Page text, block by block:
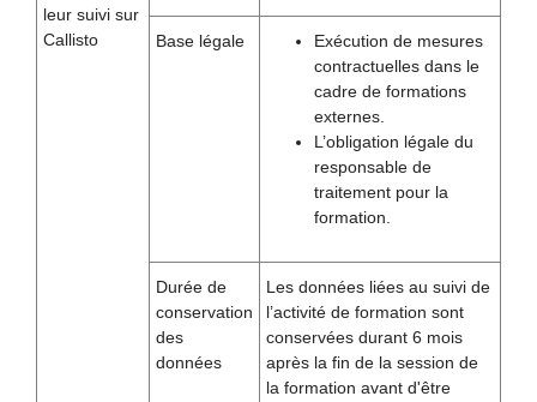
leur suivi sur
Callisto
Base légale
Exécution de mesures
contractuelles dans le
cadre de formations
externes.
L’obligation légale du
responsable de
traitement pour la
formation.
Durée de
conservation
des
données
Les données liées au suivi de
l’activité de formation sont
conservées durant 6 mois
après la fin de la session de
la formation avant d'être